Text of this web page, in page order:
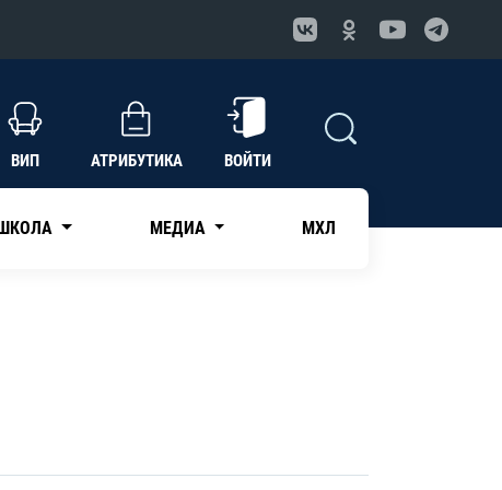
ВИП АТРИБУТИКА ВОЙТИ
МЕДИА МХЛ